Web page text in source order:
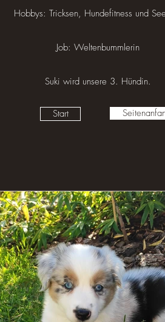
Hobbys: Tricksen, Hundefitness und
Job: Weltenbummlerin
Suki wird unsere 3. Hündin.
Start